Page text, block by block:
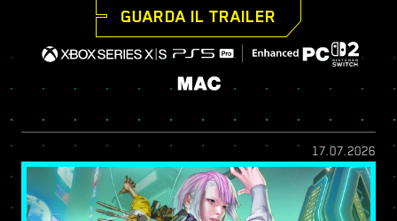
GUARDA IL TRAILER
17.07.2026